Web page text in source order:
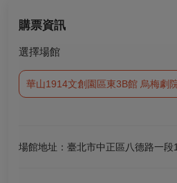
購票資訊
選擇場館
華山1914文創園區東3B館 烏梅劇
場館地址：臺北市中正區八德路一段